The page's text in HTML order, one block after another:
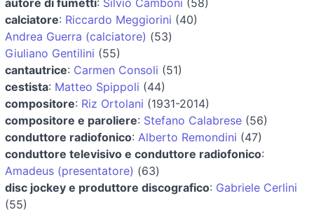
calciatore: Riccardo Meggiorini (40)
Andrea Guerra (calciatore) (53)
Giuliano Gentilini (55)
cantautrice: Carmen Consoli (51)
cestista: Matteo Spippoli (44)
compositore: Riz Ortolani (1931-2014)
compositore e paroliere: Stefano Calabrese (56)
conduttore radiofonico: Alberto Remondini (47)
conduttore televisivo e conduttore radiofonico:
Amadeus (presentatore) (63)
disc jockey e produttore discografico: Gabriele Cerlini
(55)